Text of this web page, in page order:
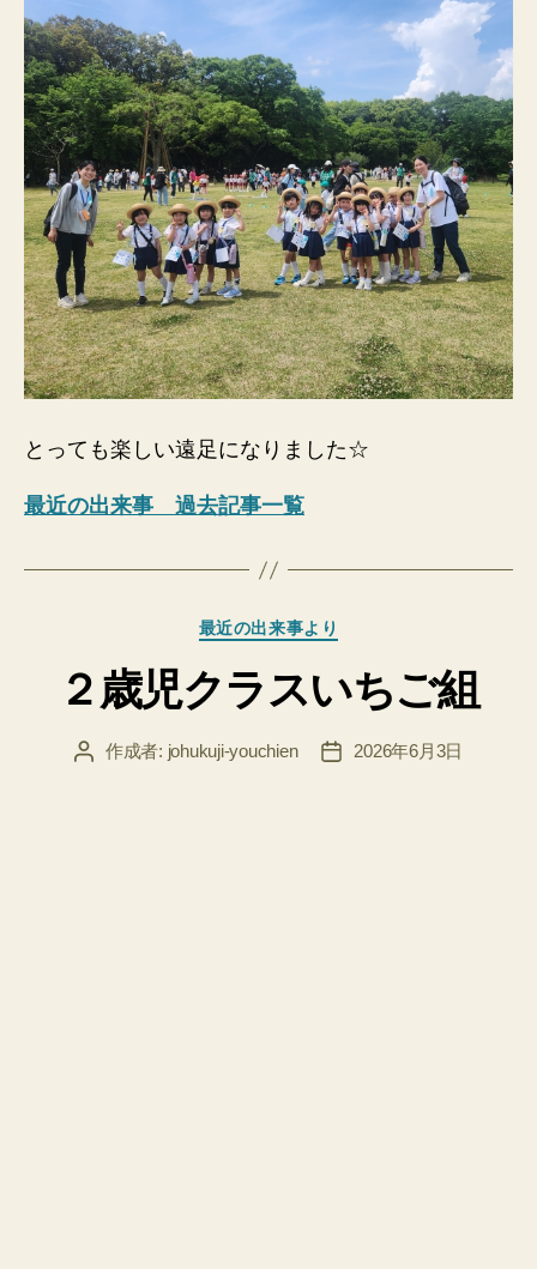
とっても楽しい遠足になりました☆
最近の出来事 過去記事一覧
カ
ゴ
リ
最近の出来事より
２歳児クラスいちご組
投 作成者: johukuji-youchien
投
2026年6月3日